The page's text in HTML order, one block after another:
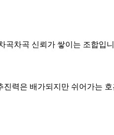
곡차곡 신뢰가 쌓이는 조합입
력은 배가되지만 쉬어가는